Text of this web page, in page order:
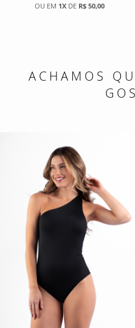
1X DE R$ 50,00
ACHAMOS